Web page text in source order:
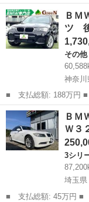
ー名： ＢＭＷ ■ 車
ｄ スポーツ アクテ
Ｄプレー...
東京 杉並区
ＢＭ
ツ
その他
神奈川
■ 支払総額: 188万円 ■ 車両本体価格： 1,730,000 円 ■ メーカー
名： ＢＭＷ ■ 車種
２０ｄ Ｍスポーツ
Ｃ 衝突軽減...
神奈川 横浜市 そ
ＢＭ
Ｗ３
3シリ
埼玉県
■ 支払総額: 45万円 ■ 車両本体価格： 250,000 円 ■ メーカー